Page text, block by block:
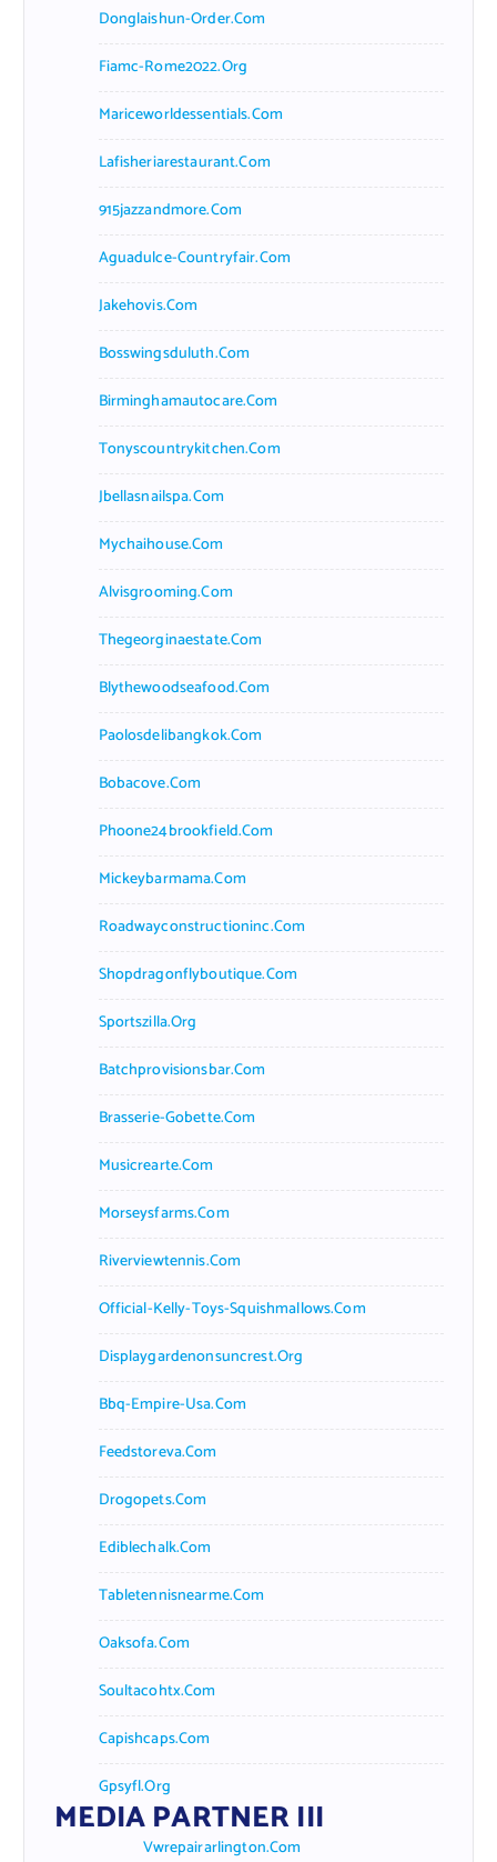
Donglaishun-Order.com
Fiamc-Rome2022.org
Mariceworldessentials.com
Lafisheriarestaurant.com
915jazzandmore.com
Aguadulce-Countryfair.com
Jakehovis.com
Bosswingsduluth.com
Birminghamautocare.com
Tonyscountrykitchen.com
Jbellasnailspa.com
Mychaihouse.com
Alvisgrooming.com
Thegeorginaestate.com
Blythewoodseafood.com
Paolosdelibangkok.com
Bobacove.com
Phoone24brookfield.com
Mickeybarmama.com
Roadwayconstructioninc.com
Shopdragonflyboutique.com
Sportszilla.org
Batchprovisionsbar.com
Brasserie-Gobette.com
Musicrearte.com
Morseysfarms.com
Riverviewtennis.com
Official-Kelly-Toys-Squishmallows.com
Displaygardenonsuncrest.org
Bbq-Empire-Usa.com
Feedstoreva.com
Drogopets.com
Ediblechalk.com
Tabletennisnearme.com
Oaksofa.com
Soultacohtx.com
Capishcaps.com
Gpsyfl.org
MEDIA PARTNER III
Vwrepairarlington.com